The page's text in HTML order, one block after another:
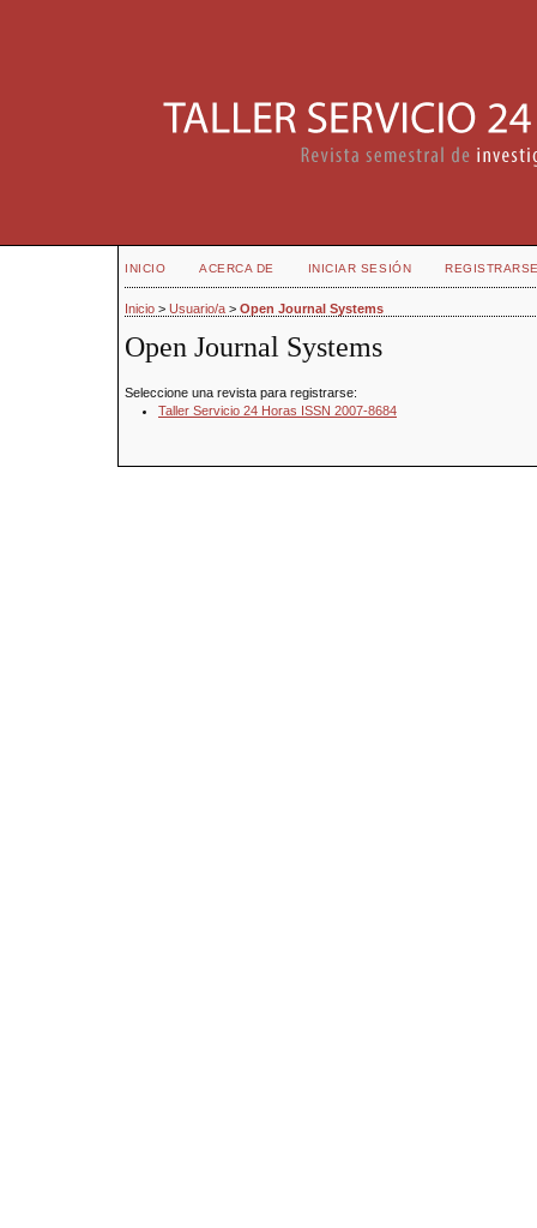
INICIO ACERCA DE INICIAR SESIÓN
Inicio > Usuario/a > Open Journal Systems
Open Journal Systems
Seleccione una revista para registrarse:
Taller Servicio 24 Horas ISSN 2007-8684